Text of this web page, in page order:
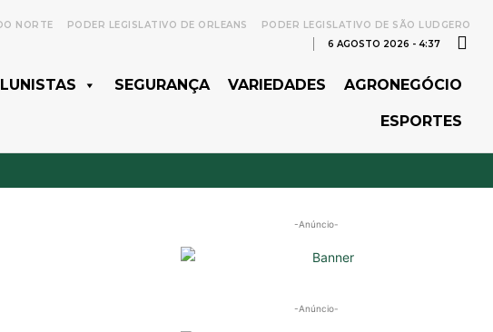
NORTE PODER LEGISLATIVO DE ORLEANS
PODER LEGISLATIVO DE SÃO LUDGERO
6 AGOSTO 2026 - 4:37
SEGURANÇA VARIEDADES AGRONEGÓCIO
ESPORTES
-Anúncio-
-Anúncio-